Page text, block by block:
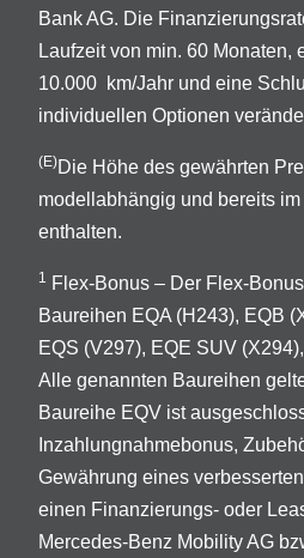
Bank AG. Die
Laufzeit von min. 60 Monaten,
10.000 km/Jahr und eine
individuellen Optionen
(E)Die Höhe des gewährten
modellabhängig und bereits
enthalten.
1 Flex-Bonus – Der Flex-
Baureihen EQA (H243), EQB
EQS (V297), EQE SUV
Alle genannten Baureihen
Baureihe EQV ist
Inzahlungnahmebonus,
Gewährung eines
einen Finanzierungs- oder
Mercedes-Benz Mobility AG